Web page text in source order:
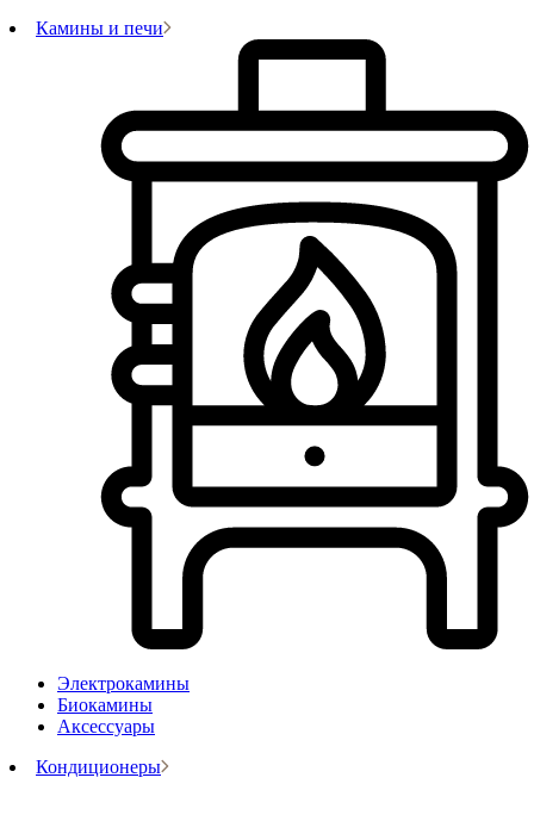
Камины и печи
Электрокамины
Биокамины
Аксессуары
Кондиционеры